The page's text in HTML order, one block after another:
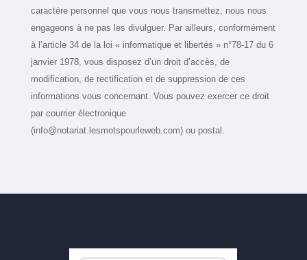
caractère personnel que vous nous transmettez, nous nous
engageons à ne pas les divulguer. Par ailleurs, conformément
à l’article 34 de la loi « informatique et libertés » n°78-17 du 6
janvier 1978, vous disposez d’un droit d’accès, de
modification, de rectification et de suppression de ces
informations vous concernant. Vous pouvez exercer ce droit
par courrier électronique
(info@notariat.lesmotspourleweb.com) ou postal.